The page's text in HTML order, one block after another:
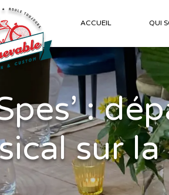
ACCUEIL QUI
:
sur la